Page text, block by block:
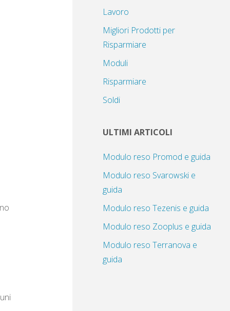
Lavoro
Migliori Prodotti per
Risparmiare
Moduli
Risparmiare
Soldi
ULTIMI ARTICOLI
Modulo reso Promod e guida
Modulo reso Svarowski e
guida
Modulo reso Tezenis e guida
Modulo reso Zooplus e guida
Modulo reso Terranova e
guida